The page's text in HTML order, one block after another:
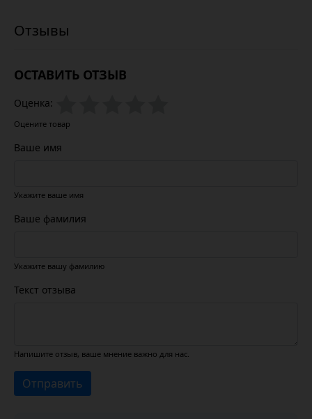
ОСТАВИТЬ ОТЗЫВ
Оценка:
Оцените товар
Ваше имя
Укажите ваше имя
Ваше фамилия
Укажите вашу фамилию
Текст отзыва
Напишите отзыв, ваше мнение важно для нас.
Отправить